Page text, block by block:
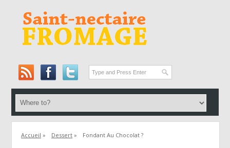
Accueil » Dessert » Fondant Au Chocolat ?